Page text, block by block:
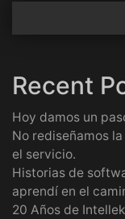
Recent
Hoy damos un
No rediseñamos
el servicio.
Historias de
aprendí en el
20 Años de